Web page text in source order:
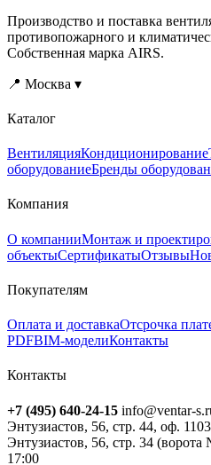
Производство и поставка
противопожарного и
Собственная марка AIRS.
📍 Москва ▾
Каталог
ВентиляцияКондиционирование
оборудованиеБренды
Компания
О компанииМонтаж и
объектыСертификатыОтзывы
Покупателям
Оплата и доставкаОтсрочка
PDFBIM-моделиКонтакты
Контакты
+7 (495) 640-24-15 info@ventar-
Энтузиастов, 56, стр. 44, оф.
Энтузиастов, 56, стр. 34 (ворота
17:00